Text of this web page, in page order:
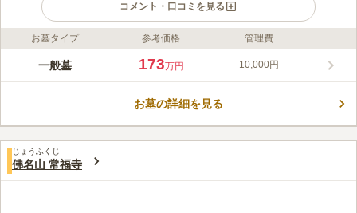
コメント・口コミを見る
ライフドット編集部のコメント
伊勢崎線「竹ノ塚駅」から徒歩5分、東武スカイツリーライン
と号します。東海道五十三次で有名な安藤広重の墓もあるので、
口コミ評価
この霊園はまだ誰からも評価されていません。
お墓タイプ 参考価格 管理費
一般墓 173万円 10,000円
お墓の詳細を見る
じょうふくじ
佛名山 常福寺